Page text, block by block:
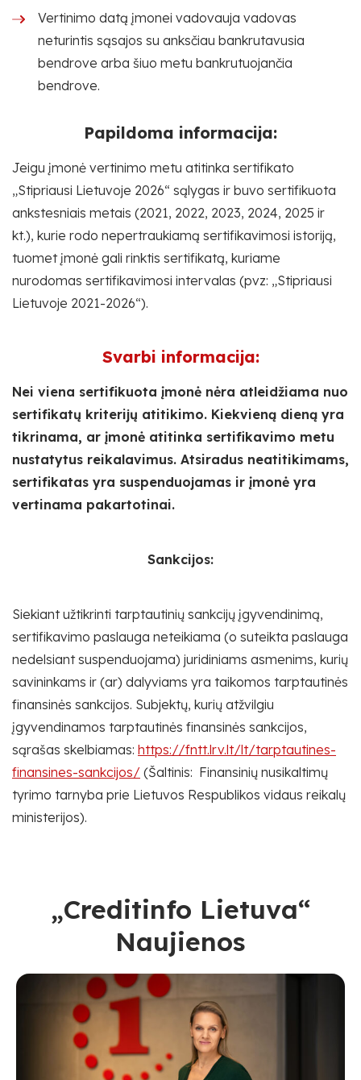
Vertinimo datą įmonei vadovauja vadovas
neturintis sąsajos su anksčiau bankrutavusia
bendrove arba šiuo metu bankrutuojančia
bendrove.
Papildoma informacija:
Jeigu įmonė vertinimo metu atitinka sertifikato
„Stipriausi Lietuvoje 2026“ sąlygas ir buvo sertifikuota
ankstesniais metais (2021, 2022, 2023, 2024, 2025 ir
kt.), kurie rodo nepertraukiamą sertifikavimosi istoriją,
tuomet įmonė gali rinktis sertifikatą, kuriame
nurodomas sertifikavimosi intervalas (pvz: „Stipriausi
Lietuvoje 2021-2026“).
Svarbi informacija:
Nei viena sertifikuota įmonė nėra atleidžiama nuo
sertifikatų kriterijų atitikimo. Kiekvieną dieną yra
tikrinama, ar įmonė atitinka sertifikavimo metu
nustatytus reikalavimus. Atsiradus neatitikimams,
sertifikatas yra suspenduojamas ir įmonė yra
vertinama pakartotinai.
Sankcijos:
Siekiant užtikrinti tarptautinių sankcijų įgyvendinimą,
sertifikavimo paslauga neteikiama (o suteikta paslauga
nedelsiant suspenduojama) juridiniams asmenims, kurių
savininkams ir (ar) dalyviams yra taikomos tarptautinės
finansinės sankcijos. Subjektų, kurių atžvilgiu
įgyvendinamos tarptautinės finansinės sankcijos,
sąrašas skelbiamas: https://fntt.lrv.lt/lt/tarptautines-
finansines-sankcijos/ (Šaltinis: Finansinių nusikaltimų
tyrimo tarnyba prie Lietuvos Respublikos vidaus reikalų
ministerijos).
„Creditinfo Lietuva“
Naujienos